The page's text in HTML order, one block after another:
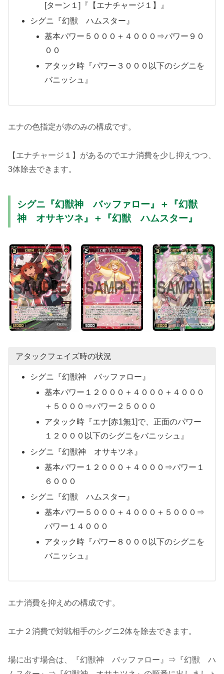
[ターン１]『【エナチャージ１】』
シグニ『幻獣 ハムスター』
基本パワー５０００＋４０００⇒パワー９０
００
アタック時『パワー３０００以下のシグニを
バニッシュ』
エナの色指定が赤のみの構成です。
【エナチャージ１】があるのでエナ消費を少し抑えつつ、
3体除去できます。
シグニ『幻獣神 バッファロー』＋『幻獣
神 オサキツネ』＋『幻獣 ハムスター』
アタックフェイズ時の状況
シグニ『幻獣神 バッファロー』
基本パワー１２０００＋４０００＋４０００
＋５０００⇒パワー２５０００
アタック時『エナ[赤1無1]で、正面のパワー
１２０００以下のシグニをバニッシュ』
シグニ『幻獣神 オサキツネ』
基本パワー１２０００＋４０００⇒パワー１
６０００
シグニ『幻獣 ハムスター』
基本パワー５０００＋４０００＋５０００⇒
パワー１４０００
アタック時『パワー８０００以下のシグニを
バニッシュ』
エナ消費を抑えめの構成です。
エナ２消費で対戦相手のシグニ2体を除去できます。
場に出す場合は、『幻獣神 バッファロー』⇒『幻獣 ハ